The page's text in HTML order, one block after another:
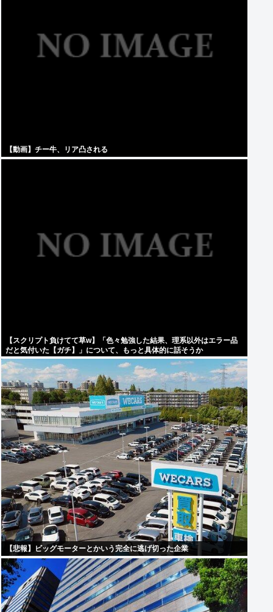
【動画】チー牛、リア凸される
【スクリプト負けてて草w】「色々勉強した結果、理系以外はエラー品
だと気付いた【ガチ】」について、もっと具体的に話そうか
【悲報】ビッグモーターとかいう完全に逃げ切った企業